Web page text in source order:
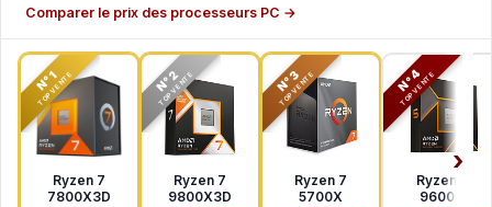
Comparer le prix des processeurs PC →
N°1
TOP VENTE
Ryzen 7
7800X3D
N°2
TOP VENTE
Ryzen 7
9800X3D
N°3
TOP VENTE
Ryzen 7
5700X
N°4
TOP VENTE
Ryzen 5
9600X